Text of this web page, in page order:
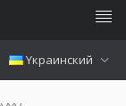
Yкраинский